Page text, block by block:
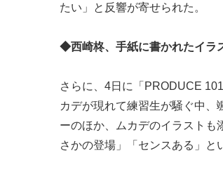
たい」と反響が寄せられた。
◆西崎柊、手紙に書かれたイラ
さらに、4日に「PRODUCE
カデが現れて練習生が騒ぐ中
ーのほか、ムカデのイラストも
さかの登場」「センスある」と